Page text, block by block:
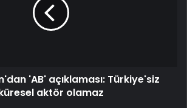
'AB' açıklaması: Türkiye'siz
aktör olamaz